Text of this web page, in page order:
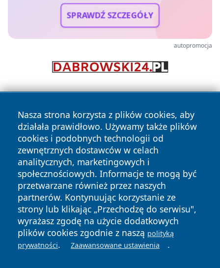
SPRAWDŹ SZCZEGÓŁY
autopromocja
Nasza strona korzysta z plików cookies, aby
działała prawidłowo. Używamy także plików
cookies i podobnych technologii od
zewnętrznych dostawców w celach
analitycznych, marketingowych i
społecznościowych. Informacje te mogą być
przetwarzane również przez naszych
partnerów. Kontynuując korzystanie ze
strony lub klikając „Przechodzę do serwisu",
wyrażasz zgodę na użycie dodatkowych
plików cookies zgodnie z naszą polityką
prywatności. Zaawansowane ustawienia .
Copyright © 2026 wrotazabrza.pl Wszystkie prawa
zastrzeżone.
News Autorzy
Polityka
Prywatności
Polityka
Cookies